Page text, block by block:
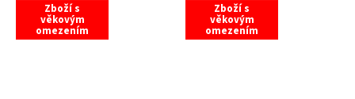
Zboží s
věkovým
omezením
Zboží s
věkovým
omezením